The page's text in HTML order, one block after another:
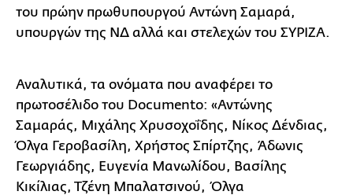
του πρώην πρωθυπουργού Αντώνη Σαμαρά,
υπουργών της ΝΔ αλλά και στελεχών του ΣΥΡΙΖΑ.
Αναλυτικά, τα ονόματα που αναφέρει το
πρωτοσέλιδο του Documento: «Αντώνης
Σαμαράς, Μιχάλης Χρυσοχοΐδης, Νίκος Δένδιας,
Όλγα Γεροβασίλη, Χρήστος Σπίρτζης, Άδωνις
Γεωργιάδης, Ευγενία Μανωλίδου, Βασίλης
Κικίλιας, Τζένη Μπαλατσινού, Όλγα